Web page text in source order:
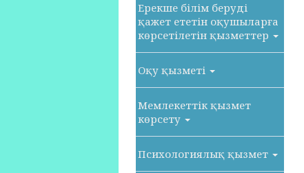
Ерекше білім беруді
қажет ететін оқушыларға
көрсетілетін қызметтер
Оқу қызметі
Мемлекеттік қызмет
көрсету
Психологиялық қызмет